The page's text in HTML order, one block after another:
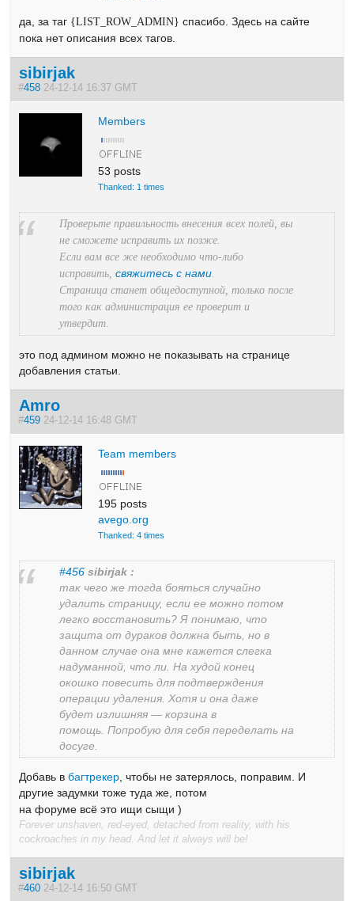
да, за таг {LIST_ROW_ADMIN}спасибо. Здесь на сайте
пока нет описания всех тагов.
sibirjak
#458 24-12-14 16:37 GMT
Members
53 posts
Thanked: 1 times
Проверьте правильность внесения всех полей, вы
не сможете исправить их позже.
Если вам все же необходимо что-либо
исправить,свяжитесь с нами.
Страница станет общедоступной, только после
того как администрация ее проверит и
утвердит.
это под админом можно не показывать на странице
добавления статьи.
Amro
#459 24-12-14 16:48 GMT
Team members
195 posts
avego.org
Thanked: 4 times
#456 sibirjak :
так чего же тогда бояться случайно
удалить страницу, если ее можно потом
легко восстановить? Я понимаю, что
защита от дураков должна быть, но в
данном случае она мне кажется слегка
надуманной, что ли. На худой конец
окошко повесить для подтверждения
операции удаления. Хотя и она даже
будет излишняя — корзина в
помощь. Попробую для себя переделать на
досуге.
Добавь вбагтрекер , чтобы не затерялось, поправим. И
другие задумки тоже туда же, потом
на форуме всё это ищи сыщи )
Forever unshaven, red-eyed, detached from reality, with his
cockroaches in my head. And let it always will be!
sibirjak
#460 24-12-14 16:50 GMT